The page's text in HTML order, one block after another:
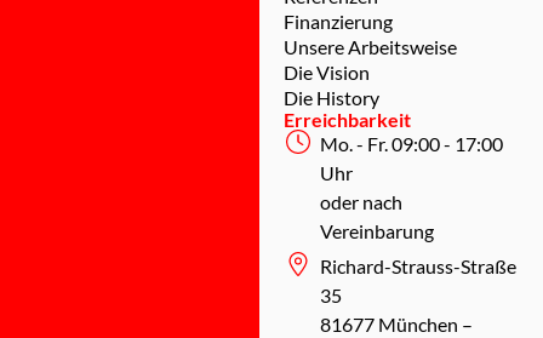
Finanzierung
Unsere Arbeitsweise
Die Vision
Die History
Erreichbarkeit
Mo. - Fr. 09:00 - 17:00
Uhr
oder nach
Vereinbarung
Richard-Strauss-Straße
35
81677 München –